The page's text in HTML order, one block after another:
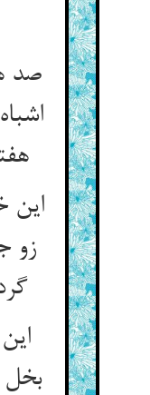
صد
این
زو